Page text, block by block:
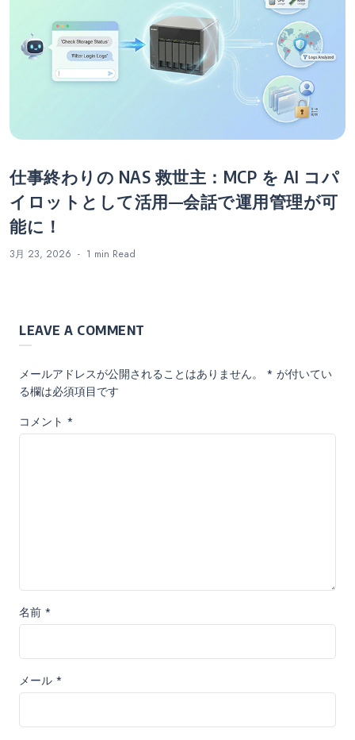
仕事終わりの NAS 救世主：MCP を AI コパ
イロットとして活用—会話で運用管理が可
能に！
3月 23, 2026 1 min Read
LEAVE A COMMENT
メールアドレスが公開されることはありません。 * が付いてい
る欄は必須項目です
コメント *
名前 *
メール *